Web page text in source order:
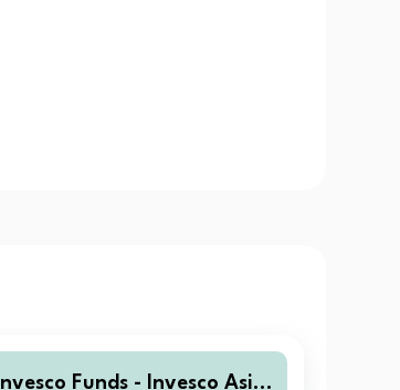
Invesco Funds - Invesco Asia